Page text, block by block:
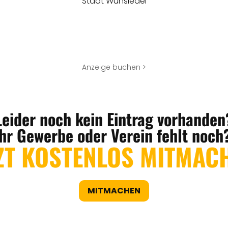
Anzeige buchen >
noch kein Eintrag
Gewerbe oder Verein fehlt
KOSTENLOS
MITMACHEN